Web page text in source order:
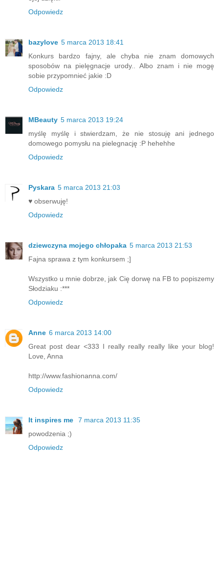
Odpowiedz
bazylove 5 marca 2013 18:41
Konkurs bardzo fajny, ale chyba nie znam domowych
sposobów na pielęgnacje urody.. Albo znam i nie mogę
sobie przypomnieć jakie :D
Odpowiedz
MBeauty 5 marca 2013 19:24
myślę myślę i stwierdzam, że nie stosuję ani jednego
domowego pomysłu na pielegnację :P hehehhe
Odpowiedz
Pyskara 5 marca 2013 21:03
♥ obserwuję!
Odpowiedz
dziewczyna mojego chłopaka 5 marca 2013 21:53
Fajna sprawa z tym konkursem ;]
Wszystko u mnie dobrze, jak Cię dorwę na FB to popiszemy
Słodziaku :***
Odpowiedz
Anne 6 marca 2013 14:00
Great post dear <333 I really really really like your blog!
Love, Anna
http://www.fashionanna.com/
Odpowiedz
It inspires me
7 marca 2013 11:35
powodzenia ;)
Odpowiedz